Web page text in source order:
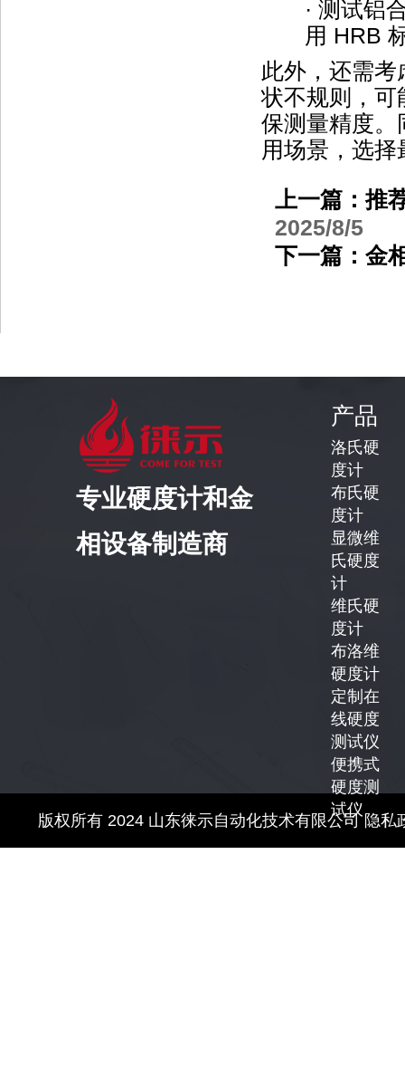
·测试铝
用 HRB
此外 ，还需考
状不规则，可
保测量精度。
用场景，选
上一篇：推
2025/8/5
下一篇：金
专业硬度计和金
相设备制造商
产品
洛氏硬
度计
布氏硬
度计
显微维
氏硬度
计
维氏硬
度计
布洛维
硬度计
定制在
线硬度
测试仪
便携式
硬度测
试仪
版权所有 2024 山东徕示自动化技术有限公司 隐私